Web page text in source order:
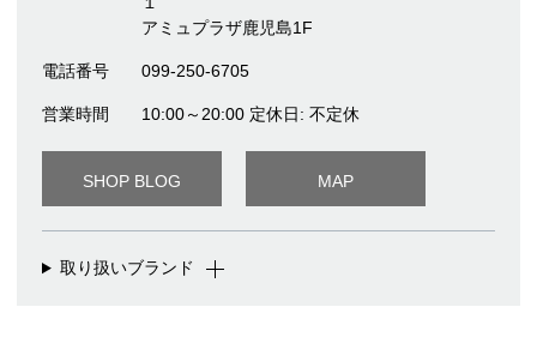
アミュプラザ鹿児島1F
電話番号 099-250-6705
営業時間 10:00～20:00 定休日: 不定休
SHOP BLOG MAP
取り扱いブランド